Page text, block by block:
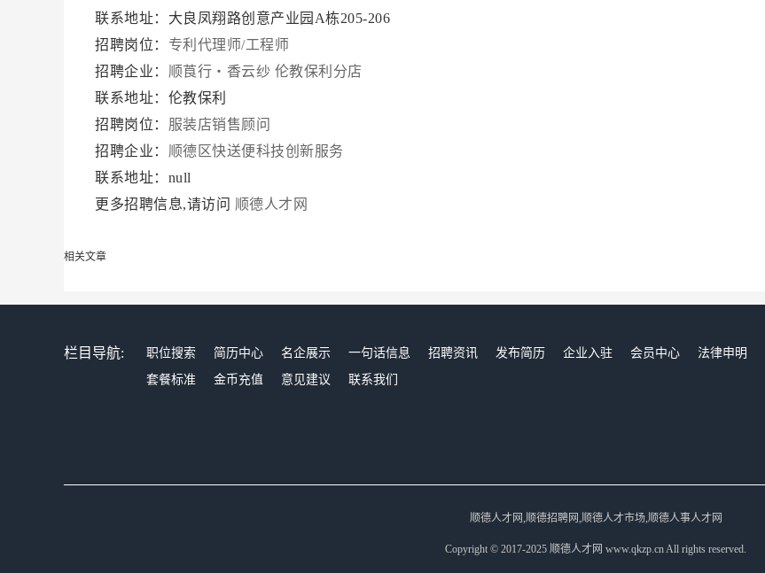
联系地址：大良凤翔路创意产业园A栋205-206
招聘岗位： 专利代理师/工程师
招聘企业： 顺莨行・香云纱 伦教保利分店
联系地址：伦教保利
招聘岗位： 服装店销售顾问
招聘企业： 顺德区快送便科技创新服务
联系地址：null
更多招聘信息,请访问 顺德人才网
相关文章
栏目导航: 职位搜索 简历中心 名企展示 一句话信息 招聘资讯 发布简历 企业入驻 会员中心
法律申明
套餐标准
金币充值 意见建议 联系我们
顺德人才网,顺德招聘网,顺德人才市场,顺德人事人才网
Copyright © 2017-2025 顺德人才网 www.qkzp.cn All rights reserved.